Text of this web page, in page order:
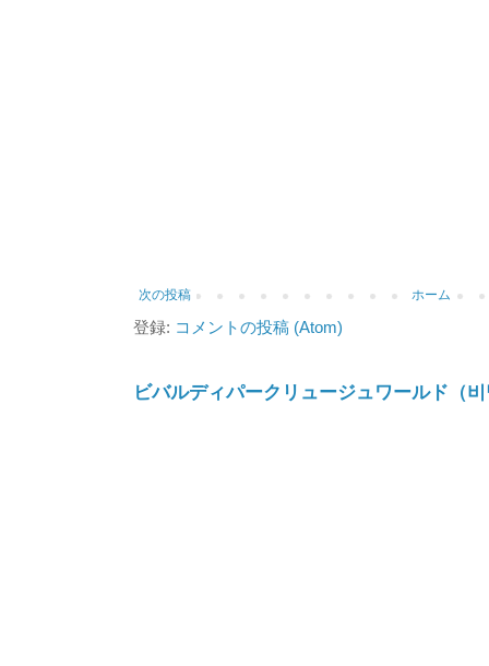
次の投稿 ホーム
登録: コメントの投稿 (Atom)
ビバルディパークリュージュワールド（